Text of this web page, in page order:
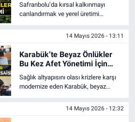
Safranbolu’da kırsal kalkınmayı
canlandırmak ve yerel üretimi
amacıyla yürütülen eğitim projelerine
iki yeni halka daha ekleniyor.
14 Mayıs 2026 - 13:11
Karabük’te Beyaz Önlükler
Bu Kez Afet Yönetimi İçin
Eğitimde
Sağlık altyapısını olası krizlere karşı
modernize eden Karabük, beyaz
yönetimi" için masaya yatırdı.
14 Mayıs 2026 - 12:32